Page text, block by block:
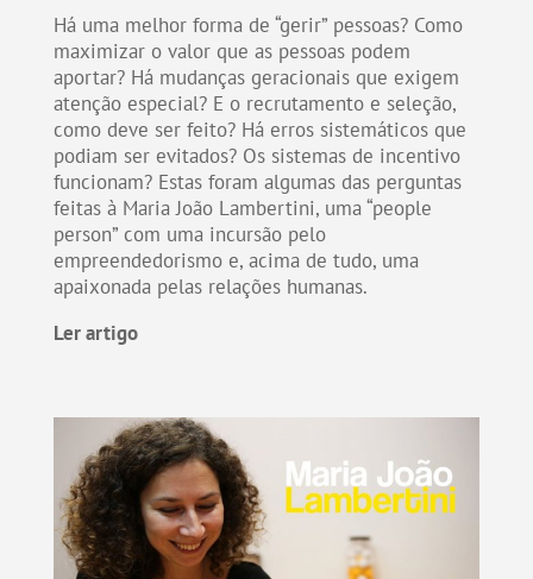
Há uma melhor forma de “gerir” pessoas? Como
maximizar o valor que as pessoas podem
aportar? Há mudanças geracionais que exigem
atenção especial? E o recrutamento e seleção,
como deve ser feito? Há erros sistemáticos que
podiam ser evitados? Os sistemas de incentivo
funcionam? Estas foram algumas das perguntas
feitas à Maria João Lambertini, uma “people
person” com uma incursão pelo
empreendedorismo e, acima de tudo, uma
apaixonada pelas relações humanas.
Ler artigo